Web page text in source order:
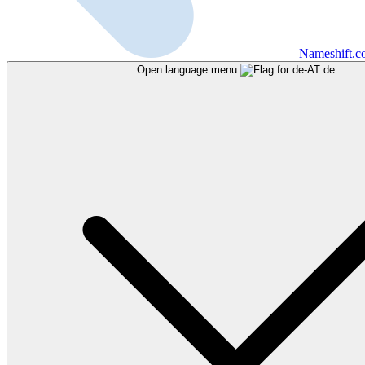
Open language menu de